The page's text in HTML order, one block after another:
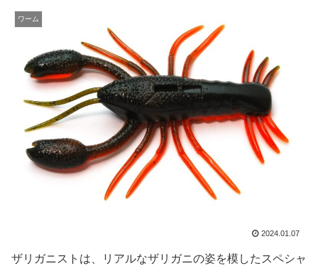
ワーム
2024.01.07
ザリガニストは、リアルなザリガニの姿を模したスペシャ